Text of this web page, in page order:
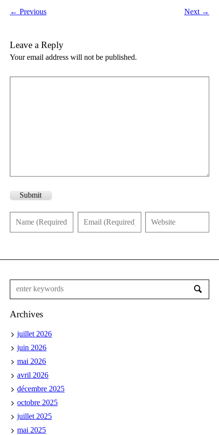
← Previous Next →
Leave a Reply
Your email address will not be published.
Submit
Archives
juillet 2026
juin 2026
mai 2026
avril 2026
décembre 2025
octobre 2025
juillet 2025
mai 2025